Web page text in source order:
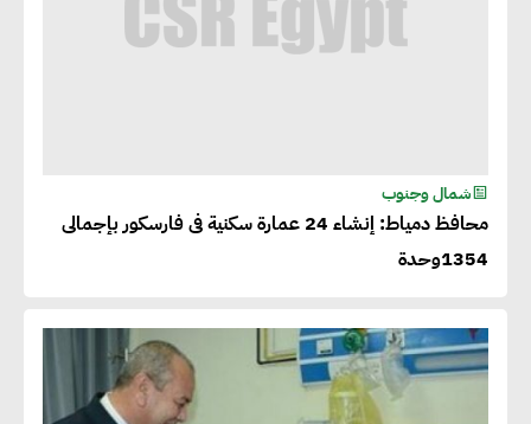
شمال وجنوب
محافظ دمياط: إنشاء 24 عمارة سكنية فى فارسكور بإجمالى
1354وحدة